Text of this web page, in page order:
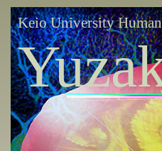
Keio University